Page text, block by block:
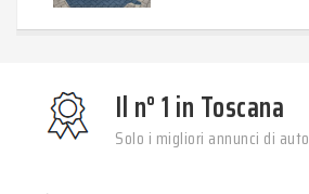
Il n° 1 in Toscana
Solo i migliori annunci di